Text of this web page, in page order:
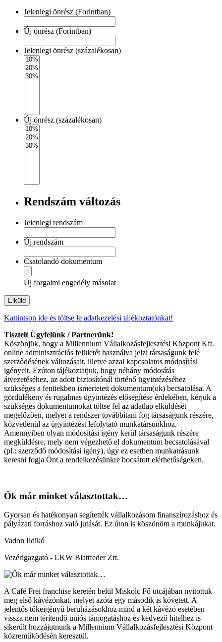
Jelenlegi önrész (Forintban)
Új önrész (Forintban)
Jelenlegi önrész (százalékosan)
Új önrész (százalékosan)
Rendszám változás
Jelenlegi rendszám
Új rendszám
Csatolandó dokumentum
Új forgalmi engedély másolat
Kattintson ide és töltse le adatkezelési tájékoztatónkat!
Tisztelt Ügyfelünk / Partnerünk!
Köszönjük, hogy a Millennium Vállalkozásfejlesztési Központ Kft.
online adminisztrációs felületét használva jelzi társaságunk felé
szerződésének változásait, illetve azzal kapcsolatos módosítási
igényeit. Ezúton tájékoztatjuk, hogy néhány módosítás
átvezetéséhez, az adott biztosítónál történő ügyintézéséhez
szükséges a fentiekben ismertetett dokumentum(ok) becsatolása. A
gördülékeny és rugalmas ügyintézés elősegítése érdekében, kérjük a
szükséges dokumentumokat töltse fel az adatlap elküldését
megelőzően, melyet a rendszer továbbítani fog társaságunk részére,
közvetlenül az ügyintézést lefolytató munkatársunkhoz.
Amennyiben olyan módosítási igény kerül társaságunk részére
megküldésre, mely nem végezhető el dokumentum becsatolásával
(pl.: szerződő módosítási igény), úgy ez esetben munkatrásunk
keresni fogja Önt a rendelkezésünkre bocsátott elérhetőségeken.
Ők már minket választottak…
Gyorsan és hatékonyan segítették vállalkozásom finanszírozáshoz és
pályázati forráshoz való jutását. Ez úton is köszönöm a munkájukat.
Vadon Ildikó
Vezérigazgató - LKW Blattfeder Zrt.
A Café Frei franchise keretén belül Miskolc Fő utcájában nyitottuk
meg első kávézónkat, melyet azóta egy második is követett. A
jelentős tőkeigényű beruházásokhoz mind a két kávézó esetében
vissza nem térítendő uniós támogatáshoz és kedvező hitelhez is
sikerült hozzájutnunk a Millennium Vállalkozásfejlesztési Központ
közreműködésén keresztül.